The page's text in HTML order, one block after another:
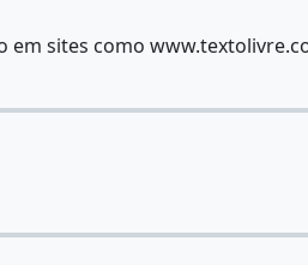
em sites como